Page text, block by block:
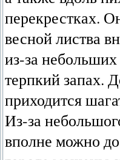
перекрестках.
весной листва
из-за
терпкий запах.
приходится
Из-за
вполне можно